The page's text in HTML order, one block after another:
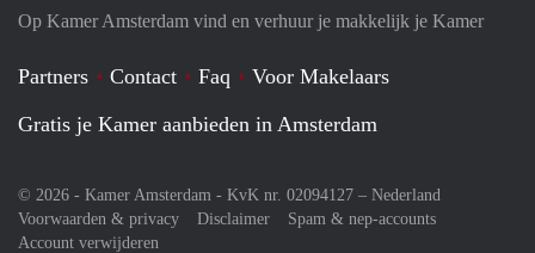
Op Kamer Amsterdam vind en verhuur je makkelijk je Kamer
Partners Contact Faq
Voor Makelaars
Gratis je Kamer aanbieden in Amsterdam
© 2026 - Kamer Amsterdam - KvK nr. 02094127 – Nederland
Voorwaarden & privacy
Disclaimer
Spam & nep-accounts
Account verwijderen